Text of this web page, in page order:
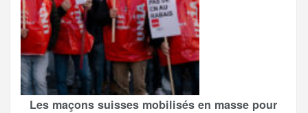
Les maçons suisses mobilisés en masse pour